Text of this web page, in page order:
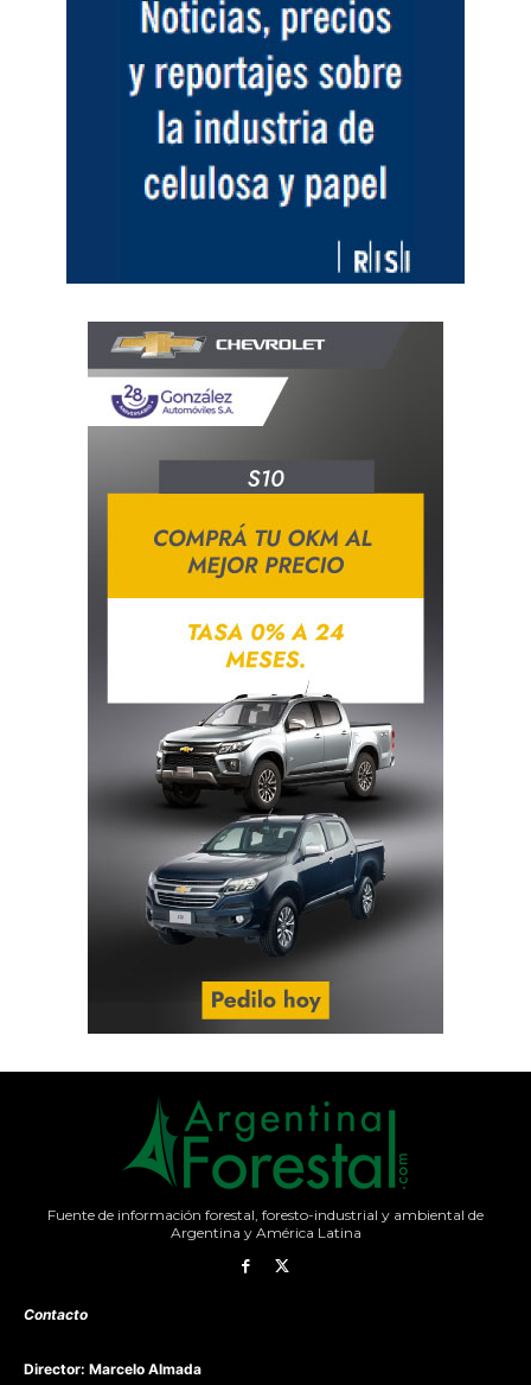
Fuente de información forestal, foresto-industrial y ambiental de
Argentina y América Latina
Contacto
Director: Marcelo Almada